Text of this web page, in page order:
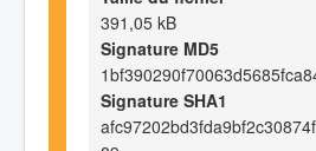
391,05 kB
Signature MD5
Signature SHA1